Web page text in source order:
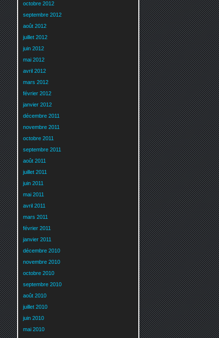
octobre 2012
septembre 2012
août 2012
juillet 2012
juin 2012
mai 2012
avril 2012
mars 2012
février 2012
janvier 2012
décembre 2011
novembre 2011
octobre 2011
septembre 2011
août 2011
juillet 2011
juin 2011
mai 2011
avril 2011
mars 2011
février 2011
janvier 2011
décembre 2010
novembre 2010
octobre 2010
septembre 2010
août 2010
juillet 2010
juin 2010
mai 2010